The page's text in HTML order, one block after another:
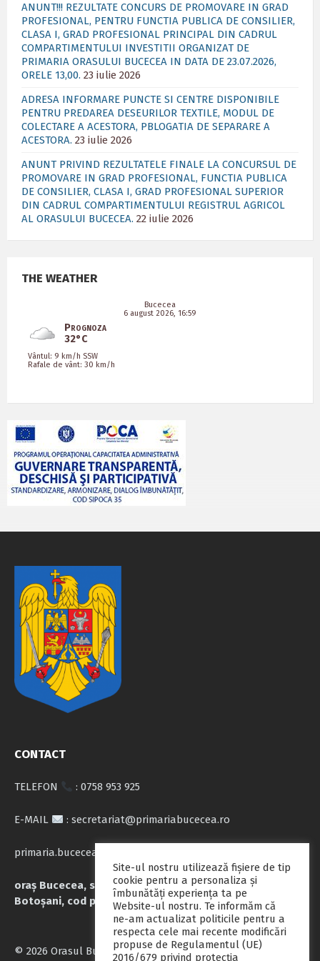
ANUNT!!! REZULTATE CONCURS DE PROMOVARE IN GRAD
PROFESIONAL, PENTRU FUNCTIA PUBLICA DE CONSILIER,
CLASA I, GRAD PROFESIONAL PRINCIPAL DIN CADRUL
COMPARTIMENTULUI INVESTITII ORGANIZAT DE
PRIMARIA ORASULUI BUCECEA IN DATA DE 23.07.2026,
ORELE 13,00. 23 iulie 2026
ADRESA INFORMARE PUNCTE SI CENTRE DISPONIBILE
PENTRU PREDAREA DESEURILOR TEXTILE, MODUL DE
COLECTARE A ACESTORA, PBLOGATIA DE SEPARARE A
ACESTORA. 23 iulie 2026
ANUNT PRIVIND REZULTATELE FINALE LA CONCURSUL DE
PROMOVARE IN GRAD PROFESIONAL, FUNCTIA PUBLICA
DE CONSILIER, CLASA I, GRAD PROFESIONAL SUPERIOR
DIN CADRUL COMPARTIMENTULUI REGISTRUL AGRICOL
AL ORASULUI BUCECEA. 22 iulie 2026
THE WEATHER
Bucecea
6 august 2026, 16:59
Prognoza
32°C
Vântul: 9 km/h SSW
Rafale de vânt: 30 km/h
CONTACT
TELEFON : 0758 953 925
E-MAIL : secretariat@primariabucecea.ro
primaria.bucecea@yahoo.com
oraș Bucecea, str. Calea Națională nr.71, județul
Botoșani, cod poștal 717045
© 2026 Orasul Bucecea
Site-ul nostru utilizează fişiere de tip
cookie pentru a personaliza și
îmbunătăți experiența ta pe
Website-ul nostru. Te informăm că
ne-am actualizat politicile pentru a
respecta cele mai recente modificări
propuse de Regulamentul (UE)
2016/679 privind protecția